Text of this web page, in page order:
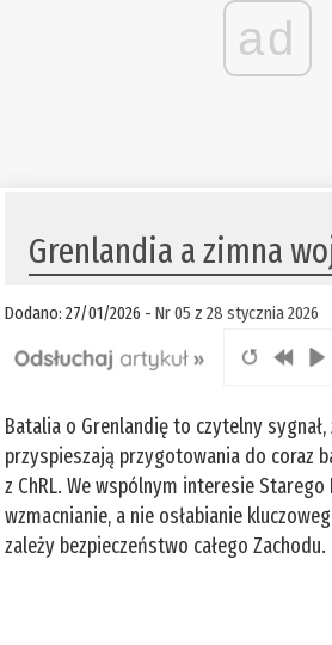
ad
Grenlandia a zimna
Dodano: 27/01/2026 -Nr 05 z 28 stycznia 2026
Batalia o Grenlandię to czytelny
przyspieszają przygotowania do coraz
z ChRL. We wspólnym interesie
wzmacnianie, a nie osłabianie
zależy bezpieczeństwo całego Zachodu.